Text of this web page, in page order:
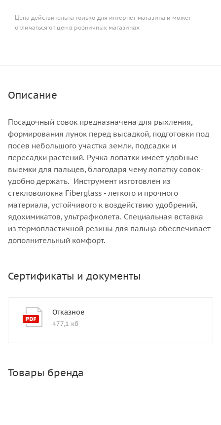
Цена действительна только для интернет-магазина и может
отличаться от цен в розничных магазинах
Описание
Посадочный совок предназначена для рыхления,
формирования лунок перед высадкой, подготовки под
посев небольшого участка земли, подсадки и
пересадки растений. Ручка лопатки имеет удобные
выемки для пальцев, благодаря чему лопатку совок-
удобно держать. Инструмент изготовлен из
стекловолокна Fiberglass - легкого и прочного
материала, устойчивого к воздействию удобрений,
ядохимикатов, ультрафиолета. Специальная вставка
из термопластичной резины для пальца обеспечивает
дополнительный комфорт.
Сертификаты и документы
Отказное
477,1 кб
Товары бренда